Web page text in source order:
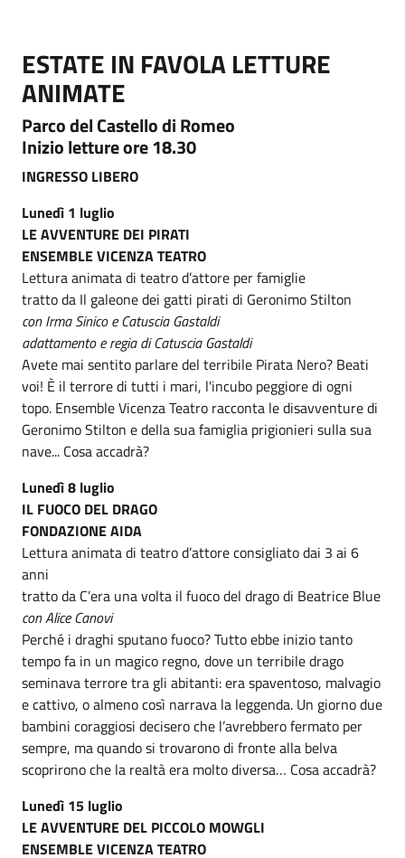
ESTATE IN FAVOLA LETTURE
ANIMATE
Parco del Castello di Romeo
Inizio letture ore 18.30
INGRESSO LIBERO
Lunedì 1 luglio
LE AVVENTURE DEI PIRATI
ENSEMBLE VICENZA TEATRO
Lettura animata di teatro d’attore per famiglie
tratto da Il galeone dei gatti pirati di Geronimo Stilton
con Irma Sinico e Catuscia Gastaldi
adattamento e regia di Catuscia Gastaldi
Avete mai sentito parlare del terribile Pirata Nero? Beati
voi! È il terrore di tutti i mari, l'incubo peggiore di ogni
topo. Ensemble Vicenza Teatro racconta le disavventure di
Geronimo Stilton e della sua famiglia prigionieri sulla sua
nave... Cosa accadrà?
Lunedì 8 luglio
IL FUOCO DEL DRAGO
FONDAZIONE AIDA
Lettura animata di teatro d’attore consigliato dai 3 ai 6
anni
tratto da C’era una volta il fuoco del drago di Beatrice Blue
con Alice Canovi
Perché i draghi sputano fuoco? Tutto ebbe inizio tanto
tempo fa in un magico regno, dove un terribile drago
seminava terrore tra gli abitanti: era spaventoso, malvagio
e cattivo, o almeno così narrava la leggenda. Un giorno due
bambini coraggiosi decisero che l’avrebbero fermato per
sempre, ma quando si trovarono di fronte alla belva
scoprirono che la realtà era molto diversa… Cosa accadrà?
Lunedì 15 luglio
LE AVVENTURE DEL PICCOLO MOWGLI
ENSEMBLE VICENZA TEATRO